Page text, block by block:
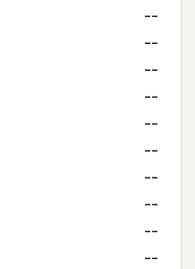
--
--
--
--
--
--
--
--
--
--